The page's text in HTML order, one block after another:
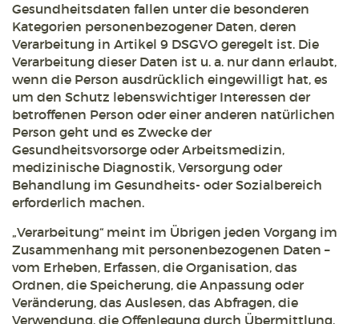
Gesundheitsdaten fallen unter die besonderen
Kategorien personenbezogener Daten, deren
Verarbeitung in Artikel 9 DSGVO geregelt ist. Die
Verarbeitung dieser Daten ist u. a. nur dann erlaubt,
wenn die Person ausdrücklich eingewilligt hat, es
um den Schutz lebenswichtiger Interessen der
betroffenen Person oder einer anderen natürlichen
Person geht und es Zwecke der
Gesundheitsvorsorge oder Arbeitsmedizin,
medizinische Diagnostik, Versorgung oder
Behandlung im Gesundheits- oder Sozialbereich
erforderlich machen.
„Verarbeitung“ meint im Übrigen jeden Vorgang im
Zusammenhang mit personenbezogenen Daten –
vom Erheben, Erfassen, die Organisation, das
Ordnen, die Speicherung, die Anpassung oder
Veränderung, das Auslesen, das Abfragen, die
Verwendung, die Offenlegung durch Übermittlung,